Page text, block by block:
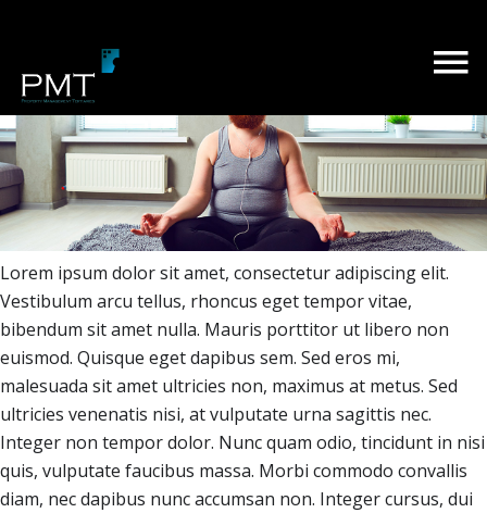
Lorem ipsum dolor sit amet, consectetur adipiscing elit.
Vestibulum arcu tellus, rhoncus eget tempor vitae,
bibendum sit amet nulla. Mauris porttitor ut libero non
euismod. Quisque eget dapibus sem. Sed eros mi,
malesuada sit amet ultricies non, maximus at metus. Sed
ultricies venenatis nisi, at vulputate urna sagittis nec.
Integer non tempor dolor. Nunc quam odio, tincidunt in nisi
quis, vulputate faucibus massa. Morbi commodo convallis
diam, nec dapibus nunc accumsan non. Integer cursus, dui